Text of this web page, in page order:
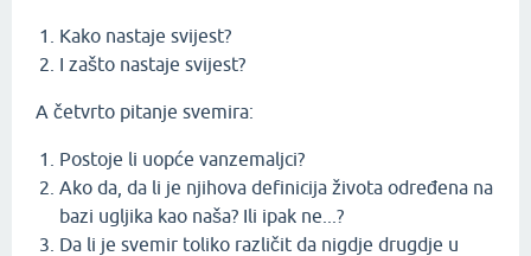
Kako nastaje svijest?
I zašto nastaje svijest?
A četvrto pitanje svemira:
Postoje li uopće vanzemaljci?
Ako da, da li je njihova definicija života određena na
bazi ugljika kao naša? Ili ipak ne...?
Da li je svemir toliko različit da nigdje drugdje u